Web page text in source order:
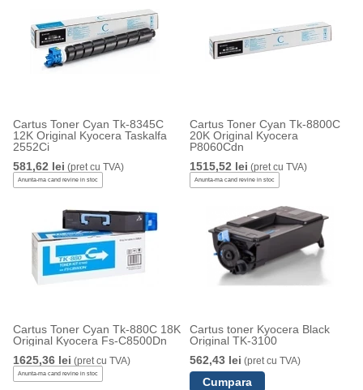
Cartus Toner Cyan Tk-8345C
12K Original Kyocera Taskalfa
2552Ci
581,62 lei (pret cu TVA)
Anunta-ma cand revine in stoc
Cartus Toner Cyan Tk-8800C
20K Original Kyocera
P8060Cdn
1515,52 lei (pret cu TVA)
Anunta-ma cand revine in stoc
Cartus Toner Cyan Tk-880C 18K
Original Kyocera Fs-C8500Dn
1625,36 lei (pret cu TVA)
Anunta-ma cand revine in stoc
Cartus toner Kyocera Black
Original TK-3100
562,43 lei (pret cu TVA)